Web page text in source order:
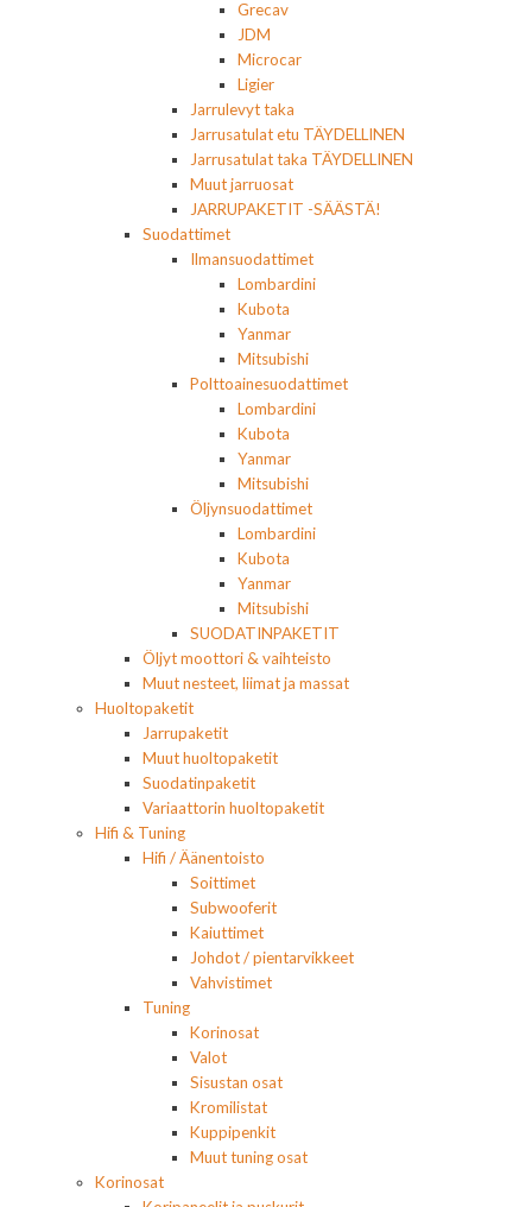
Grecav
JDM
Microcar
Ligier
Jarrulevyt taka
Jarrusatulat etu TÄYDELLINEN
Jarrusatulat taka TÄYDELLINEN
Muut jarruosat
JARRUPAKETIT -SÄÄSTÄ!
Suodattimet
Ilmansuodattimet
Lombardini
Kubota
Yanmar
Mitsubishi
Polttoainesuodattimet
Lombardini
Kubota
Yanmar
Mitsubishi
Öljynsuodattimet
Lombardini
Kubota
Yanmar
Mitsubishi
SUODATINPAKETIT
Öljyt moottori & vaihteisto
Muut nesteet, liimat ja massat
Huoltopaketit
Jarrupaketit
Muut huoltopaketit
Suodatinpaketit
Variaattorin huoltopaketit
Hifi & Tuning
Hifi / Äänentoisto
Soittimet
Subwooferit
Kaiuttimet
Johdot / pientarvikkeet
Vahvistimet
Tuning
Korinosat
Valot
Sisustan osat
Kromilistat
Kuppipenkit
Muut tuning osat
Korinosat